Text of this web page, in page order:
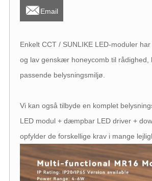
Email
Enkelt CCT / SUNLIKE LED-moduler
og lav genskær honeycomb til rådighed,
passende belysningsmiljø.
Vi kan også tilbyde en komplet
LED modul + dæmpbar LED driver +
opfylder de forskellige krav i mange